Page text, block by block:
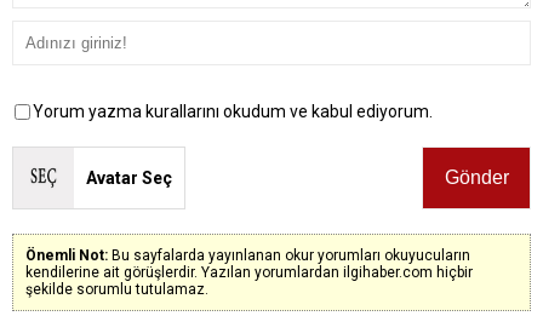
Yorum yazma kurallarını okudum ve kabul ediyorum.
Avatar Seç
Önemli Not: Bu sayfalarda yayınlanan okur yorumları okuyucuların
kendilerine ait görüşlerdir. Yazılan yorumlardan ilgihaber.com hiçbir
şekilde sorumlu tutulamaz.